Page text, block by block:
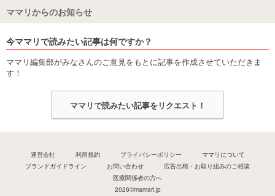
ママリからのお知らせ
今ママリで読みたい記事は何ですか？
ママリ編集部がみなさんのご意見をもとに記事を作成させていただきま
す！
ママリで読みたい記事をリクエスト！
運営会社 利用規約 プライバシーポリシー
ママリについて
ブランドガイドライン
お問い合わせ
広告出稿・お取り組みのご相談
医療関係者の方へ
2026©mamari.jp